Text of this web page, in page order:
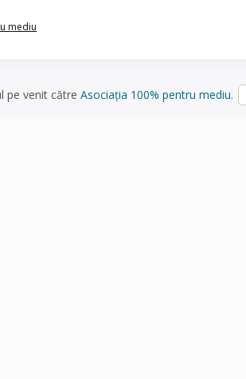
mediu
pe venit către Asociația 100% pentru mediu.